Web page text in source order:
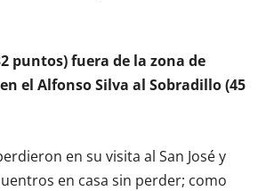
puntos) fuera de la zona de
el Alfonso Silva al Sobradillo (45
en su visita al San José y
en casa sin perder; como